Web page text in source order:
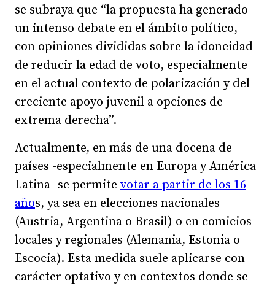
se subraya que “la propuesta ha generado
un intenso debate en el ámbito político,
con opiniones divididas sobre la idoneidad
de reducir la edad de voto, especialmente
en el actual contexto de polarización y del
creciente apoyo juvenil a opciones de
extrema derecha”.
Actualmente, en más de una docena de
países -especialmente en Europa y América
Latina- se permite votar a partir de los 16
años, ya sea en elecciones nacionales
(Austria, Argentina o Brasil) o en comicios
locales y regionales (Alemania, Estonia o
Escocia). Esta medida suele aplicarse con
carácter optativo y en contextos donde se